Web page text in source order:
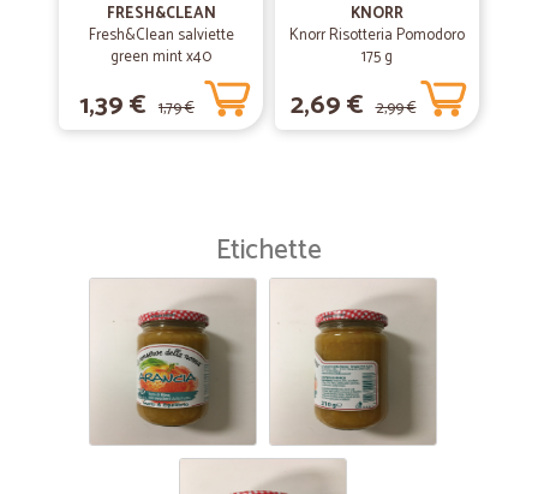
FRESH&CLEAN
Fresh&Clean salviette
green mint x40
1,39 € 1,79 €
KNORR
Knorr Risotteria Pomodoro
175 g
2,69 € 2,99 €
Etichette